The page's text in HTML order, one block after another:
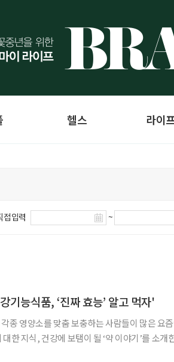
헬스 라이
접입력 ~
기능식품, ‘진짜 효능’ 알고 먹자'
종 영양소를 맞춤 보충하는 사람들이 많은 요
식, 건강에 보탬이 될 ‘약 이야기’를 소개한다. Q 영양‧기능